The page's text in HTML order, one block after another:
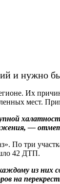
и нужно
Их
мест.
—
По три
42 ДТП.
из
на